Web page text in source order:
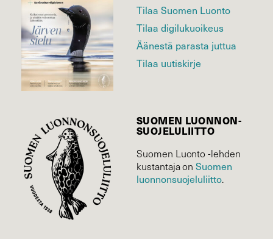
Tilaa Suomen Luonto
Tilaa digilukuoikeus
Äänestä parasta juttua
Tilaa uutiskirje
SUOMEN LUONNON­
SUOJELU­LIITTO
Suomen Luonto -lehden
kustantaja onSuomen
luonnonsuojelu­liitto.